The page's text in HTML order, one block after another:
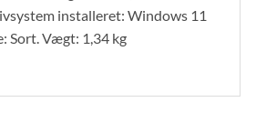
installeret: Windows 11
Sort. Vægt: 1,34 kg